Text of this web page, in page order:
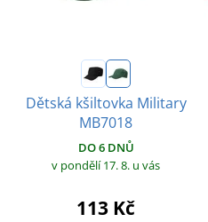
Dětská kšiltovka Military
MB7018
DO 6 DNŮ
v pondělí 17. 8. u vás
113 Kč